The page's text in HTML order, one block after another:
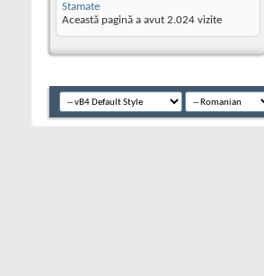
Stamate
Această pagină a avut 2.024 vizite